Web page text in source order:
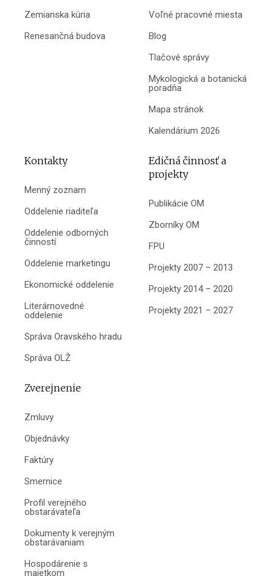
Zemianska kúria
Renesančná budova
Voľné pracovné miesta
Blog
Tlačové správy
Mykologická a botanická
poradňa
Mapa stránok
Kalendárium 2026
Kontakty
Menný zoznam
Oddelenie riaditeľa
Oddelenie odborných
činností
Oddelenie marketingu
Ekonomické oddelenie
Literárnovedné
oddelenie
Správa Oravského hradu
Správa OLŽ
Edičná činnosť a
projekty
Publikácie OM
Zborníky OM
FPU
Projekty 2007 – 2013
Projekty 2014 – 2020
Projekty 2021 – 2027
Zverejnenie
Zmluvy
Objednávky
Faktúry
Smernice
Profil verejného
obstarávateľa
Dokumenty k verejným
obstarávaniam
Hospodárenie s
majetkom